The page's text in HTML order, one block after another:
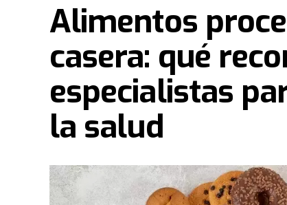
Alimentos
casera: qué
especialistas
la salud